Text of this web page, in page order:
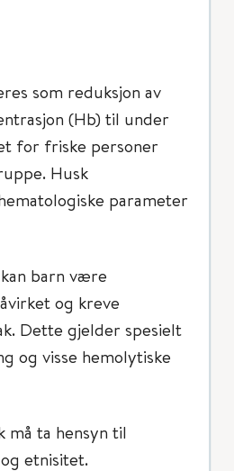
som reduksjon av
(Hb) til under
for friske personer
Husk
parameter
barn være
og kreve
Dette gjelder spesielt
og visse hemolytiske
må ta hensyn til
etnisitet.